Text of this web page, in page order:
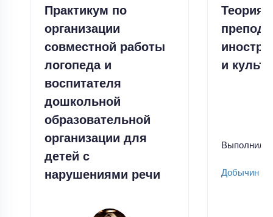
Практикум по
организации
совместной работы
логопеда и
воспитателя
дошкольной
образовательной
организации для
детей с
нарушениями речи
Теория
и
Выполнил
Добычин